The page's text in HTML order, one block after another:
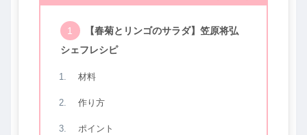
【春菊とリンゴのサラダ】笠原将弘
シェフレシピ
材料
作り方
ポイント